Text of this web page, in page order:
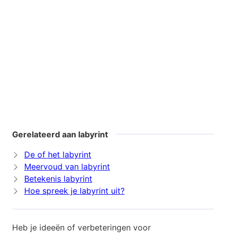
Gerelateerd aan labyrint
De of het labyrint
Meervoud van labyrint
Betekenis labyrint
Hoe spreek je labyrint uit?
Heb je ideeën of verbeteringen voor